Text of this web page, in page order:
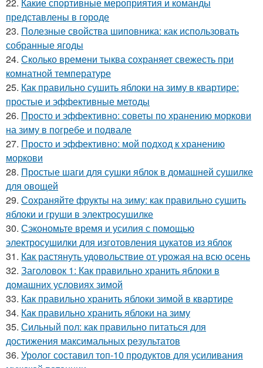
представлены в городе
23. Полезные свойства шиповника: как использовать
собранные ягоды
24. Сколько времени тыква сохраняет свежесть при
комнатной температуре
25. Как правильно сушить яблоки на зиму в квартире:
простые и эффективные методы
26. Просто и эффективно: советы по хранению моркови
на зиму в погребе и подвале
27. Просто и эффективно: мой подход к хранению
моркови
28. Простые шаги для сушки яблок в домашней сушилке
для овощей
29. Сохраняйте фрукты на зиму: как правильно сушить
яблоки и груши в электросушилке
30. Сэкономьте время и усилия с помощью
электросушилки для изготовления цукатов из яблок
31. Как растянуть удовольствие от урожая на всю осень
32. Заголовок 1: Как правильно хранить яблоки в
домашних условиях зимой
33. Как правильно хранить яблоки зимой в квартире
34. Как правильно хранить яблоки на зиму
35. Сильный пол: как правильно питаться для
достижения максимальных результатов
36. Уролог составил топ-10 продуктов для усиливания